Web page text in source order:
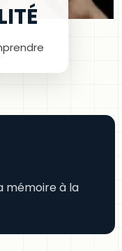
mémoire à la